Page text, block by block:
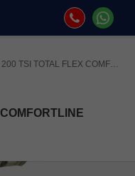
TOTAL FLEX COMFORTLINE AUTOMÁTICO